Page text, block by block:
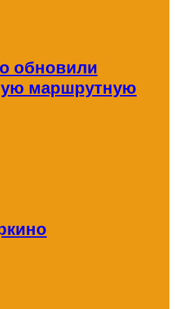
обновили
маршрутную